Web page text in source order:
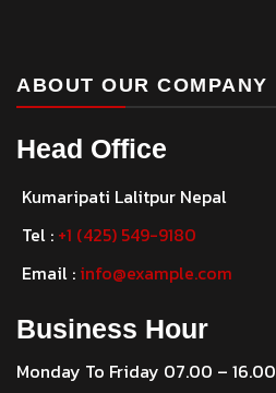
ABOUT OUR COMPANY
Head Office
Kumaripati Lalitpur Nepal
Tel : +1 (425) 549-9180
Email : info@example.com
Business Hour
Monday To Friday 07.00 – 16.00